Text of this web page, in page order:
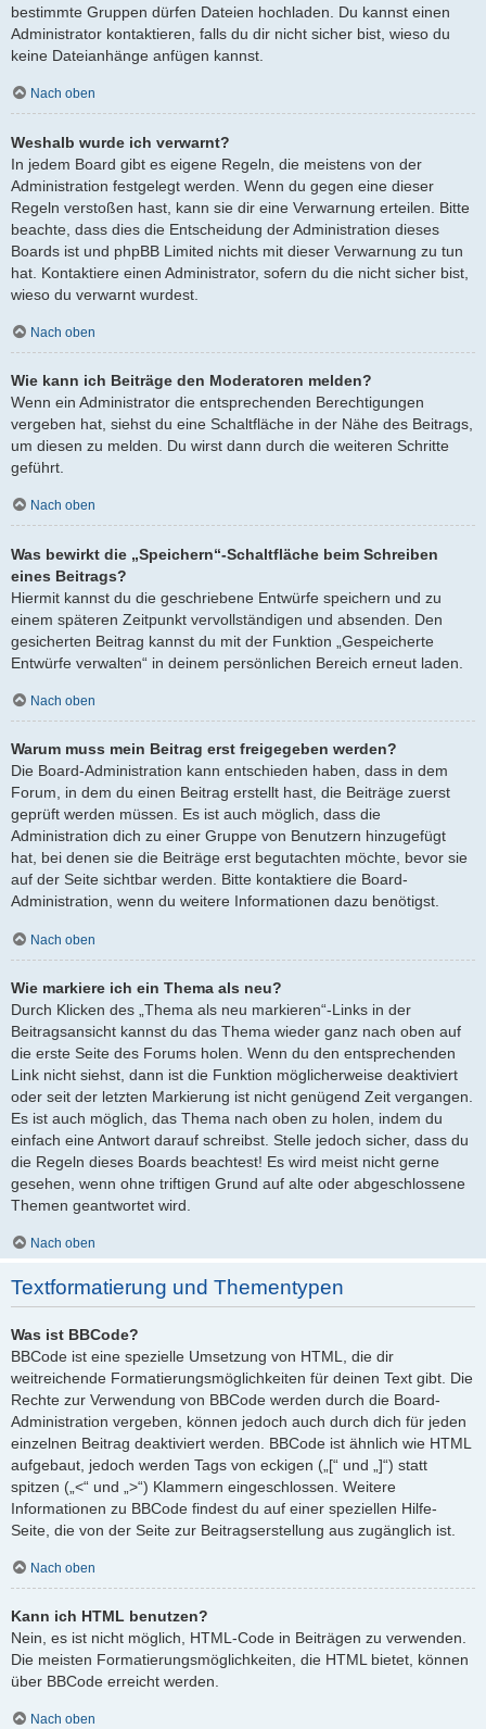
bestimmte Gruppen dürfen Dateien hochladen. Du kannst einen
Administrator kontaktieren, falls du dir nicht sicher bist, wieso du
keine Dateianhänge anfügen kannst.
Nach oben
Weshalb wurde ich verwarnt?
In jedem Board gibt es eigene Regeln, die meistens von der
Administration festgelegt werden. Wenn du gegen eine dieser
Regeln verstoßen hast, kann sie dir eine Verwarnung erteilen. Bitte
beachte, dass dies die Entscheidung der Administration dieses
Boards ist und phpBB Limited nichts mit dieser Verwarnung zu tun
hat. Kontaktiere einen Administrator, sofern du die nicht sicher bist,
wieso du verwarnt wurdest.
Nach oben
Wie kann ich Beiträge den Moderatoren melden?
Wenn ein Administrator die entsprechenden Berechtigungen
vergeben hat, siehst du eine Schaltfläche in der Nähe des Beitrags,
um diesen zu melden. Du wirst dann durch die weiteren Schritte
geführt.
Nach oben
Was bewirkt die „Speichern“-Schaltfläche beim Schreiben
eines Beitrags?
Hiermit kannst du die geschriebene Entwürfe speichern und zu
einem späteren Zeitpunkt vervollständigen und absenden. Den
gesicherten Beitrag kannst du mit der Funktion „Gespeicherte
Entwürfe verwalten“ in deinem persönlichen Bereich erneut laden.
Nach oben
Warum muss mein Beitrag erst freigegeben werden?
Die Board-Administration kann entschieden haben, dass in dem
Forum, in dem du einen Beitrag erstellt hast, die Beiträge zuerst
geprüft werden müssen. Es ist auch möglich, dass die
Administration dich zu einer Gruppe von Benutzern hinzugefügt
hat, bei denen sie die Beiträge erst begutachten möchte, bevor sie
auf der Seite sichtbar werden. Bitte kontaktiere die Board-
Administration, wenn du weitere Informationen dazu benötigst.
Nach oben
Wie markiere ich ein Thema als neu?
Durch Klicken des „Thema als neu markieren“-Links in der
Beitragsansicht kannst du das Thema wieder ganz nach oben auf
die erste Seite des Forums holen. Wenn du den entsprechenden
Link nicht siehst, dann ist die Funktion möglicherweise deaktiviert
oder seit der letzten Markierung ist nicht genügend Zeit vergangen.
Es ist auch möglich, das Thema nach oben zu holen, indem du
einfach eine Antwort darauf schreibst. Stelle jedoch sicher, dass du
die Regeln dieses Boards beachtest! Es wird meist nicht gerne
gesehen, wenn ohne triftigen Grund auf alte oder abgeschlossene
Themen geantwortet wird.
Nach oben
Textformatierung und Thementypen
Was ist BBCode?
BBCode ist eine spezielle Umsetzung von HTML, die dir
weitreichende Formatierungsmöglichkeiten für deinen Text gibt. Die
Rechte zur Verwendung von BBCode werden durch die Board-
Administration vergeben, können jedoch auch durch dich für jeden
einzelnen Beitrag deaktiviert werden. BBCode ist ähnlich wie HTML
aufgebaut, jedoch werden Tags von eckigen („[“ und „]“) statt
spitzen („<“ und „>“) Klammern eingeschlossen. Weitere
Informationen zu BBCode findest du auf einer speziellen Hilfe-
Seite, die von der Seite zur Beitragserstellung aus zugänglich ist.
Nach oben
Kann ich HTML benutzen?
Nein, es ist nicht möglich, HTML-Code in Beiträgen zu verwenden.
Die meisten Formatierungsmöglichkeiten, die HTML bietet, können
über BBCode erreicht werden.
Nach oben